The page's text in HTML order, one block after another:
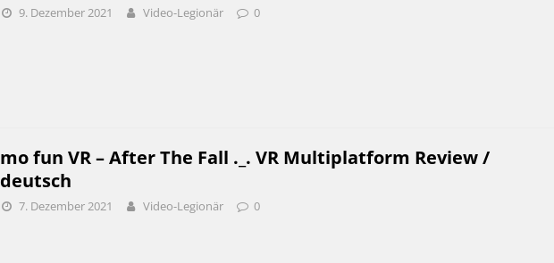
9. Dezember 2021 Video-Legionär 0
mo fun VR – After The Fall ._. VR Multiplatform Review /
deutsch
7. Dezember 2021 Video-Legionär 0